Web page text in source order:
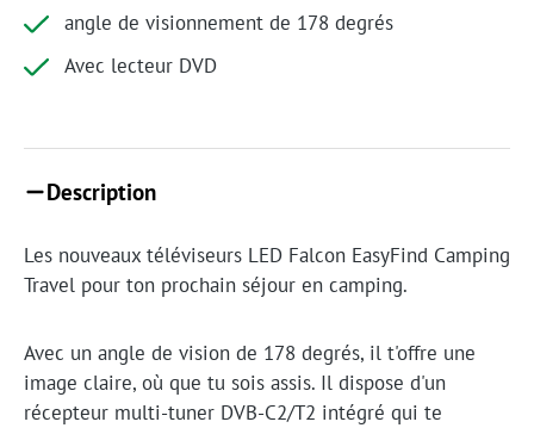
angle de visionnement de 178 degrés
Avec lecteur DVD
Description
Les nouveaux téléviseurs LED Falcon EasyFind Camping
Travel pour ton prochain séjour en camping.
Avec un angle de vision de 178 degrés, il t'offre une
image claire, où que tu sois assis. Il dispose d'un
récepteur multi-tuner DVB-C2/T2 intégré qui te